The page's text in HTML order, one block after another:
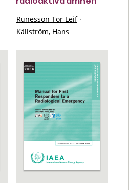
Runesson Tor-Leif ·
Källström, Hans